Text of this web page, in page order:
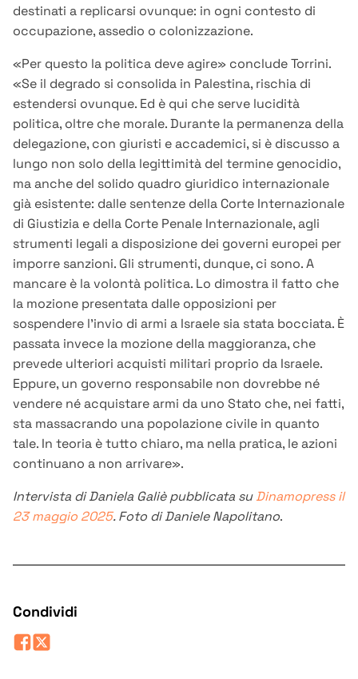
Condividi
destinati a replicarsi ovunque: in ogni contesto di
occupazione, assedio o colonizzazione.
«Per questo la politica deve agire» conclude Torrini.
«Se il degrado si consolida in Palestina, rischia di
estendersi ovunque. Ed è qui che serve lucidità
politica, oltre che morale. Durante la permanenza della
delegazione, con giuristi e accademici, si è discusso a
lungo non solo della legittimità del termine genocidio,
ma anche del solido quadro giuridico internazionale
già esistente: dalle sentenze della Corte Internazionale
di Giustizia e della Corte Penale Internazionale, agli
strumenti legali a disposizione dei governi europei per
imporre sanzioni. Gli strumenti, dunque, ci sono. A
mancare è la volontà politica. Lo dimostra il fatto che
la mozione presentata dalle opposizioni per
sospendere l’invio di armi a Israele sia stata bocciata. È
passata invece la mozione della maggioranza, che
prevede ulteriori acquisti militari proprio da Israele.
Eppure, un governo responsabile non dovrebbe né
vendere né acquistare armi da uno Stato che, nei fatti,
sta massacrando una popolazione civile in quanto
tale. In teoria è tutto chiaro, ma nella pratica, le azioni
continuano a non arrivare».
Intervista di Daniela Galiè pubblicata suDinamopress il
23 maggio 2025. Foto di Daniele Napolitano.